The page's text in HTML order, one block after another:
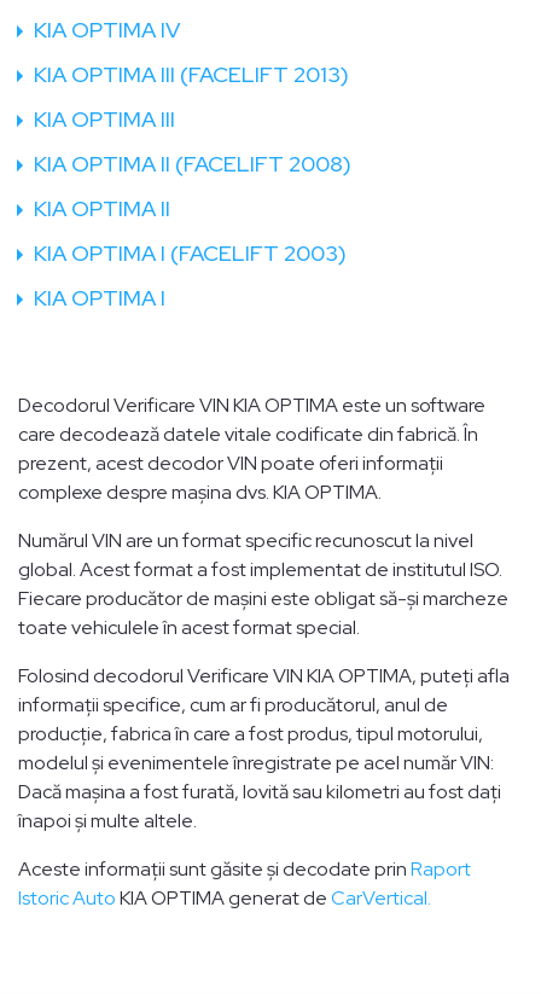
KIA OPTIMA IV
KIA OPTIMA III (FACELIFT 2013)
KIA OPTIMA III
KIA OPTIMA II (FACELIFT 2008)
KIA OPTIMA II
KIA OPTIMA I (FACELIFT 2003)
KIA OPTIMA I
Decodorul Verificare VIN KIA OPTIMA este un software
care decodează datele vitale codificate din fabrică. În
prezent, acest decodor VIN poate oferi informații
complexe despre mașina dvs. KIA OPTIMA.
Numărul VIN are un format specific recunoscut la nivel
global. Acest format a fost implementat de institutul ISO.
Fiecare producător de mașini este obligat să-și marcheze
toate vehiculele în acest format special.
Folosind decodorul Verificare VIN KIA OPTIMA, puteți afla
informații specifice, cum ar fi producătorul, anul de
producție, fabrica în care a fost produs, tipul motorului,
modelul și evenimentele înregistrate pe acel număr VIN:
Dacă mașina a fost furată, lovită sau kilometri au fost dați
înapoi și multe altele.
Aceste informații sunt găsite și decodate prinRaport
Istoric AutoKIA OPTIMA generat deCarVertical.